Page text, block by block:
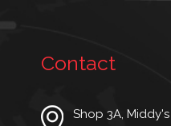
Contact
Shop 3A,